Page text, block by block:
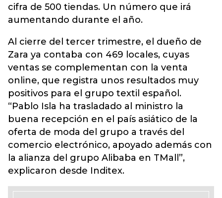
cifra de 500 tiendas. Un número que irá
aumentando durante el año.
Al cierre del tercer trimestre, el dueño de
Zara ya contaba con 469 locales, cuyas
ventas se complementan con la venta
online, que registra unos resultados muy
positivos para el grupo textil español.
“Pablo Isla ha trasladado al ministro la
buena recepción en el país asiático de la
oferta de moda del grupo a través del
comercio electrónico, apoyado además con
la alianza del grupo Alibaba en TMall”,
explicaron desde Inditex.